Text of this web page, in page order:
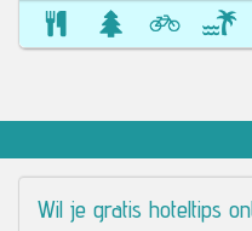
Wil je gratis hoteltips